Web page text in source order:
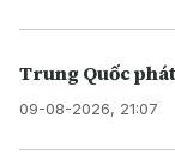
Trung Quốc
09-08-2026, 21:07